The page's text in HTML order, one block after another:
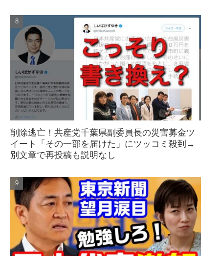
削除逃亡！共産党千葉県副委員長の災害募金ツ
イート「その一部を届けた」にツッコミ殺到→
別文章で再投稿も説明なし